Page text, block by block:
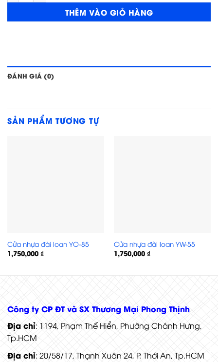
THÊM VÀO GIỎ HÀNG
ĐÁNH GIÁ (0)
SẢN PHẨM TƯƠNG TỰ
Cửa nhựa đài loan YO-85
1,750,000 ₫
Cửa nhựa đài loan YW-55
1,750,000 ₫
Công ty CP ĐT và SX Thương Mại Phong Thịnh
Địa chỉ: 1194, Phạm Thế Hiển, Phường Chánh Hưng,
Tp.HCM
Địa chỉ: 20/58/17, Thạnh Xuân 24, P. Thới An, Tp.HCM